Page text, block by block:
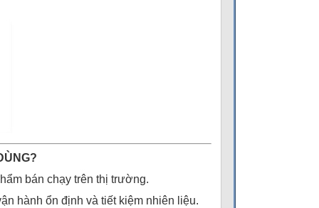
bán chạy trên thị trường.
hành ổn định và tiết kiệm nhiên liệu.